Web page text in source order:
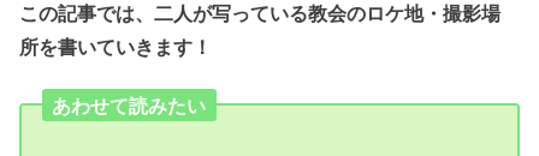
この記事では、二人が写っている教会のロケ地・撮影場
所を書いていきます！
あわせて読みたい